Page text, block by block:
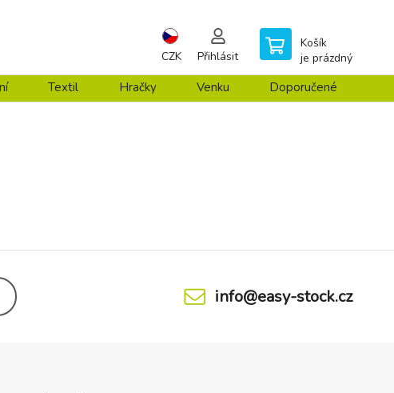
CZK Přihlásit
Košík
je prázdný
Textil Hračky Venku Doporučené
info@easy-stock.cz